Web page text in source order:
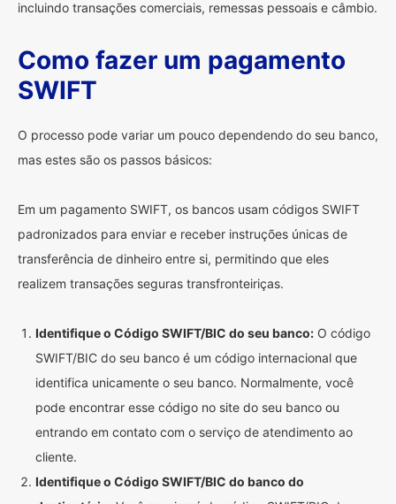
incluindo transações comerciais, remessas pessoais e câmbio.
Como fazer um pagamento
SWIFT
O processo pode variar um pouco dependendo do seu banco,
mas estes são os passos básicos:
Em um pagamento SWIFT, os bancos usam códigos SWIFT
padronizados para enviar e receber instruções únicas de
transferência de dinheiro entre si, permitindo que eles
realizem transações seguras transfronteiriças.
Identifique o Código SWIFT/BIC do seu banco: O código
SWIFT/BIC do seu banco é um código internacional que
identifica unicamente o seu banco. Normalmente, você
pode encontrar esse código no site do seu banco ou
entrando em contato com o serviço de atendimento ao
cliente.
Identifique o Código SWIFT/BIC do banco do